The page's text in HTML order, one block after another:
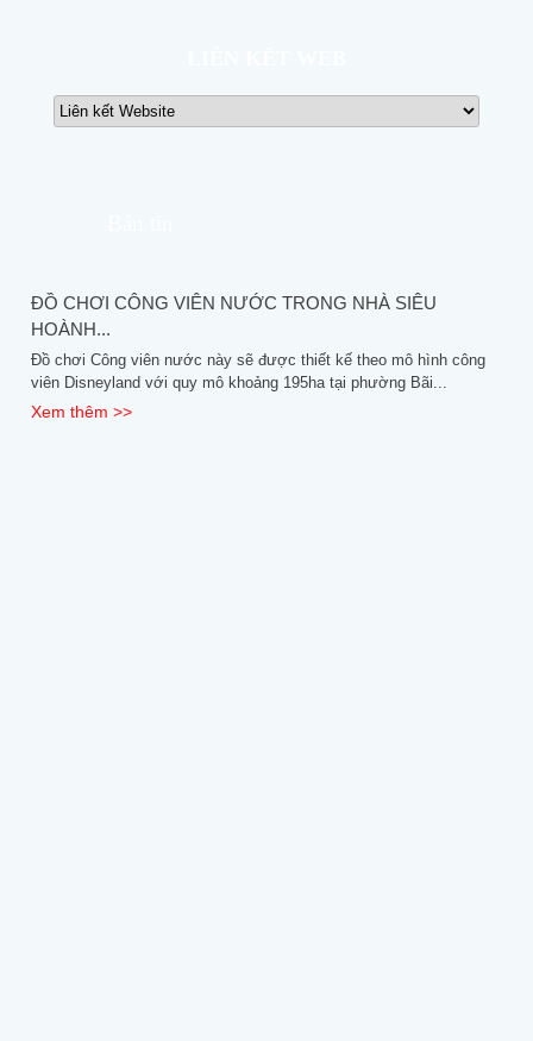
ĐỒ CHƠI CÔNG VIÊN NƯỚC TRONG NHÀ SIÊU
HOÀNH...
Đồ chơi Công viên nước này sẽ được thiết kế theo mô hình công
viên Disneyland với quy mô khoảng 195ha tại phường Bãi...
Xem thêm >>